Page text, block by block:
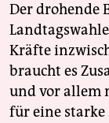
Der drohende
Kräfte
braucht es
und vor allem
für eine starke